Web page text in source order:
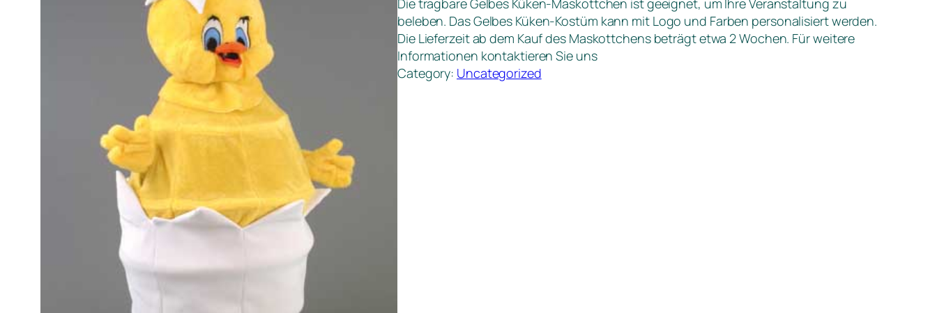
Die tragbare Gelbes Küken-Maskottchen ist geeignet, um Ihre Veranstaltung zu
beleben. Das Gelbes Küken-Kostüm kann mit Logo und Farben personalisiert werden.
Die Lieferzeit ab dem Kauf des Maskottchens beträgt etwa 2 Wochen. Für weitere
Informationen kontaktieren Sie uns
Category: Uncategorized